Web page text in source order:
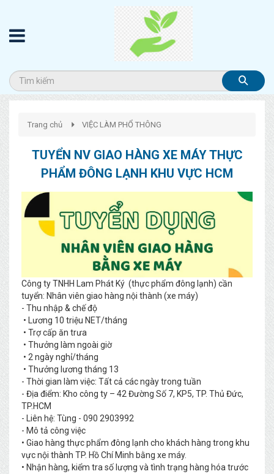
Trang chủ VIỆC LÀM PHỔ THÔNG
TUYỂN NV GIAO HÀNG XE MÁY THỰC
PHẨM ĐÔNG LẠNH KHU VỰC HCM
Công ty TNHH Lam Phát Ký (thực phẩm đông lạnh) cần
tuyển: Nhân viên giao hàng nội thành (xe máy)
- Thu nhập & chế độ
• Lương 10 triệu NET/tháng
• Trợ cấp ăn trưa
• Thưởng làm ngoài giờ
• 2 ngày nghỉ/tháng
• Thưởng lương tháng 13
- Thời gian làm việc: Tất cả các ngày trong tuần
- Địa điểm: Kho công ty – 42 Đường Số 7, KP5, TP. Thủ Đức,
TP.HCM
- Liên hệ: Tùng - 090 2903992
- Mô tả công việc
• Giao hàng thực phẩm đông lạnh cho khách hàng trong khu
vực nội thành TP. Hồ Chí Minh bằng xe máy.
• Nhận hàng, kiểm tra số lượng và tình trạng hàng hóa trước